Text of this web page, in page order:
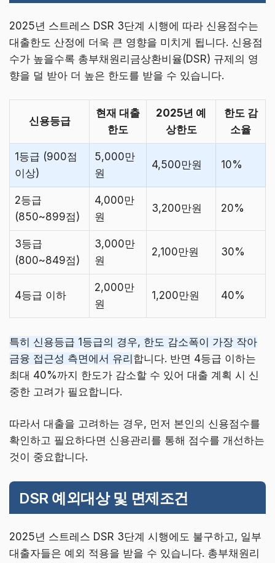
2025년 스트레스 DSR 3단계 시행에 따라 신용점수는
대출한도 산정에 더욱 큰 영향을 미치게 됩니다. 신용점
수가 높을수록 총부채원리금상환비율(DSR) 규제의 영
향을 덜 받아 더 높은 한도를 받을 수 있습니다.
신용등급
현재 대출
한도
2025년 예
상한도
한도 감
소율
1등급 (900점
이상)
5,000만
원
4,500만원 10%
2등급
(850~899점)
4,000만
원
3,200만원 20%
3등급
(800~849점)
3,000만
원
2,100만원 30%
4등급 이하
2,000만
원
1,200만원 40%
특히 신용등급 1등급의 경우, 한도 감소폭이 가장 작아
금융 접근성 측면에서 유리합니다. 반면 4등급 이하는
최대 40%까지 한도가 감소할 수 있어 대출 계획 시 신
중한 고려가 필요합니다.
따라서 대출을 고려하는 경우, 먼저 본인의 신용점수를
확인하고 필요하다면 신용관리를 통해 점수를 개선하는
것이 중요합니다.
DSR 예외대상 및 면제조건
2025년 스트레스 DSR 3단계 시행에도 불구하고, 일부
대출자들은 예외 적용을 받을 수 있습니다. 총부채원리